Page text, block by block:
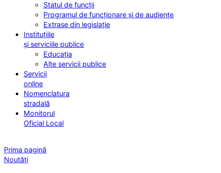
Statul de funcții
Programul de funcționare și de audiențe
Extrase din legislație
Instituțiile
și serviciile publice
Educația
Alte servicii publice
Servicii
online
Nomenclatura
stradală
Monitorul
Oficial Local
Prima pagină
Noutăți